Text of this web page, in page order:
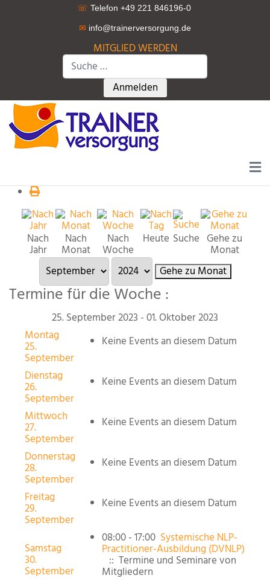
☏ Telefon +49 221 846196-0
✉ info@trainerversorgung.de
MITGLIED WERDEN
Suchen
Type 2 or more characters for
Anmelden
Nach
Jahr
Nach
Monat
Nach
Woche
Heute Suche Gehe zu
Monat
Gehe zu Monat
Termine für die Woche :
25. September 2023 - 01. Oktober 2023
Montag
25.
September
Keine Events an diesem Datum
Dienstag
26.
September
Keine Events an diesem Datum
Mittwoch
27.
September
Keine Events an diesem Datum
Donnerstag
28.
September
Keine Events an diesem Datum
Freitag
29.
September
Keine Events an diesem Datum
Samstag
30.
September
08:00 - 17:00 Systemische NLP-
Practitioner-Ausbildung (DVNLP)
:: Termine und Seminare von
Mitgliedern